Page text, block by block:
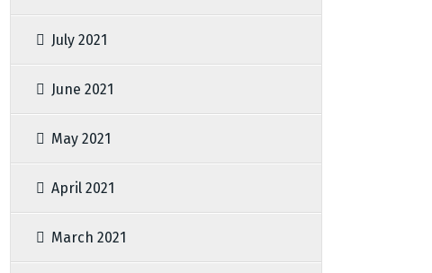
July 2021
June 2021
May 2021
April 2021
March 2021